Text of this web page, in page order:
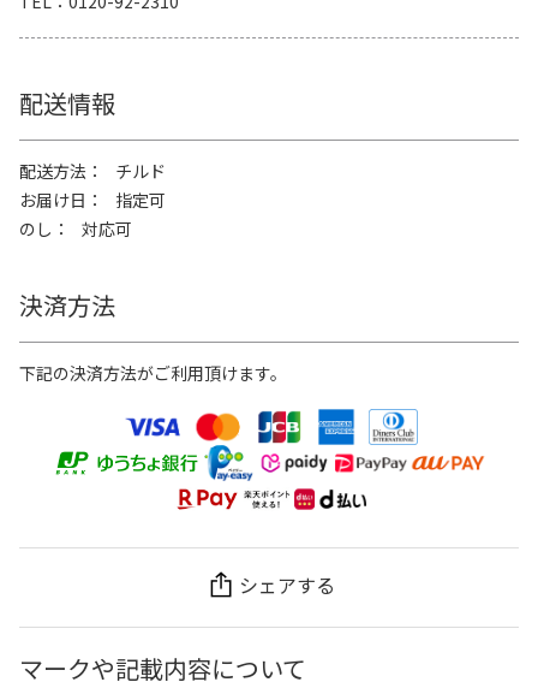
配送情報
配送方法
チルド
お届け日
指定可
のし
対応可
決済方法
下記の決済方法がご利用頂けます。
シェアする
マークや記載内容について